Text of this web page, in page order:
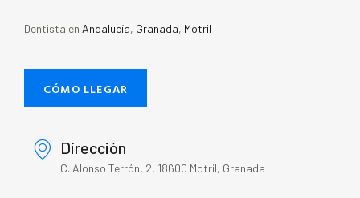
Dentista en Andalucía, Granada, Motril
CÓMO LLEGAR
Dirección
C. Alonso Terrón, 2, 18600 Motril, Granada